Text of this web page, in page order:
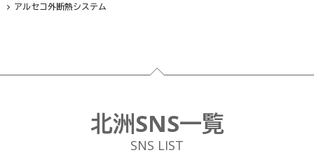
アルセコ外断熱システム
フッター
北洲SNS一覧
SNS LIST